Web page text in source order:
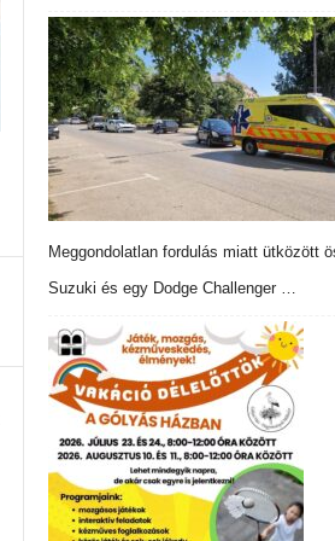
Meggondolatlan fordulás miatt ütközött
Suzuki és egy Dodge Challenger …